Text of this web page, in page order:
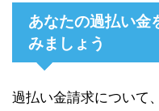
あなたの過払い金
みましょう
過払い金請求について